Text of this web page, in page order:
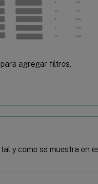
para agregar filtros.
tal y como se muestra en